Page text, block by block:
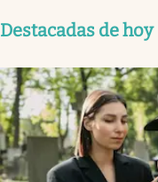
Destacadas de hoy